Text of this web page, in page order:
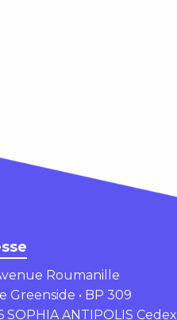
Roumanille
Greenside • BP 309
SOPHIA ANTIPOLIS Cedex